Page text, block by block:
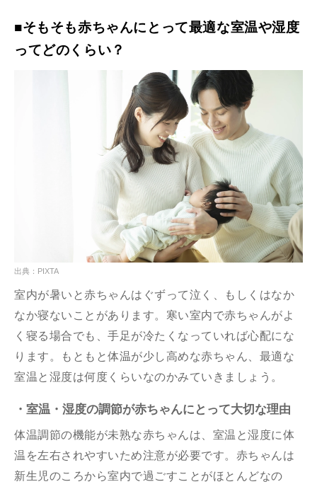
■そもそも赤ちゃんにとって最適な室温や湿度
ってどのくらい？
出典：PIXTA
室内が暑いと赤ちゃんはぐずって泣く、もしくはなか
なか寝ないことがあります。寒い室内で赤ちゃんがよ
く寝る場合でも、手足が冷たくなっていれば心配にな
ります。もともと体温が少し高めな赤ちゃん 、最適な
室温と湿度は何度くらいなのかみていきましょう。
・室温・湿度の調節が赤ちゃんにとって大切な理由
体温調節の機能が未熟な赤ちゃんは、室温と湿度に体
温を左右されやすいため注意が必要です。赤ちゃんは
新生児のころから室内で過ごすことがほとんどなの